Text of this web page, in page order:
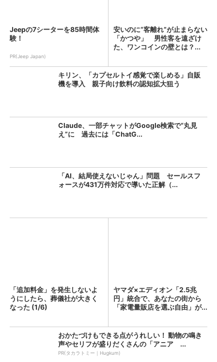
Jeepの7シーターを85時間体
験！
PR(Jeep Japan)
安いのに“客離れ”が止まらない
「かつや」 男性客を遠ざけ
た、ワンコインの壁とは？...
キリン、「カプセルトイ感覚で楽しめる」自販
機を導入 親子向け飲料の認知拡大狙う
Claude、一部チャットがGoogle検索で“丸見
え”に 過去には「ChatG...
「AI、結局使えないじゃん」問題 セールスフ
ォースが431万件対応で導いた正解（...
「追加料金」を発生しないよ
うにしたら、葬儀社が大きく
なった (1/6)
ヤマダ×エディオン「2.5兆
円」統合で、あなたの街から
「家電量販店を選ぶ自由」が...
おかたづけもできる点がうれしい！ 動物の鳴き
声やセリフが盛りだくさんの「アニア ...
PR(タカラトミー｜Hugkum)